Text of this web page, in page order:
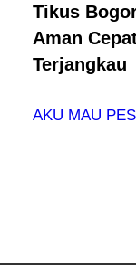
Tikus
Aman
Terjangkau
AKU MAU